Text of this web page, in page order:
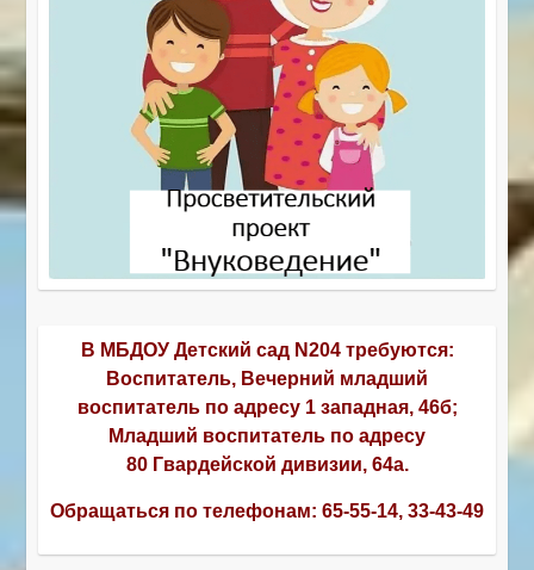
В МБДОУ Детский сад N204 требуются:
Воспитатель, Вечерний младший
воспитатель по адресу 1 западная, 46б;
Младший воспитатель по адресу
80 Гвардейской дивизии, 64а.
Обращаться по телефонам: 65-55-14, 33-43-49